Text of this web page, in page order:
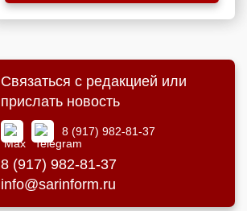
Связаться с редакцией или
прислать новость
8 (917) 982-81-37
8 (917) 982-81-37
info@sarinform.ru